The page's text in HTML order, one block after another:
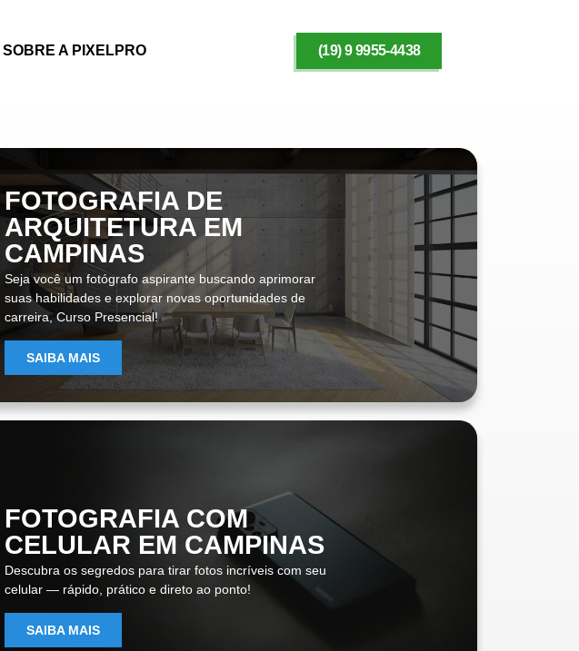
SOBRE A PIXELPRO (19) 9 9955-4438
FOTOGRAFIA DE
ARQUITETURA EM
CAMPINAS
Seja você um fotógrafo aspirante buscando aprimorar
suas habilidades e explorar novas oportunidades de
carreira, Curso Presencial!
SAIBA MAIS
FOTOGRAFIA COM
CELULAR EM CAMPINAS
Descubra os segredos para tirar fotos incríveis com seu
celular — rápido, prático e direto ao ponto!
SAIBA MAIS